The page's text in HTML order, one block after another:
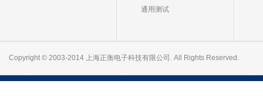
通用测试
Copyright © 2003-2014 上海正衡电子科技有限公司. All Rights Reserved.